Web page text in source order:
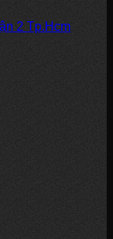
2 Tp.Hcm